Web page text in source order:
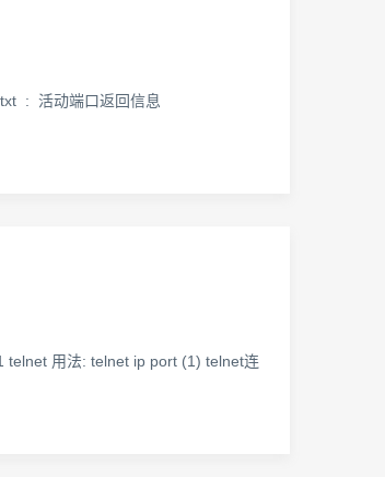
: 活动端口返回信息
telnet 用法: telnet ip port (1) telnet连